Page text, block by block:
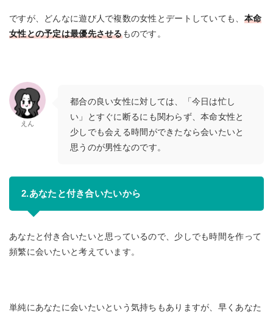
ですが、どんなに遊び人で複数の女性とデートしていても、 本命
女性との予定は最優先させるものです。
えん
都合の良い女性に対しては、「今日は忙し
い」とすぐに断るにも関わらず、本命女性と
少しでも会える時間ができたなら会いたいと
思うのが男性なのです。
2.あなたと付き合いたいから
あなたと付き合いたいと思っているので、少しでも時間を作って
頻繁に会いたいと考えています。
単純にあなたに会いたいという気持ちもありますが、早くあなた